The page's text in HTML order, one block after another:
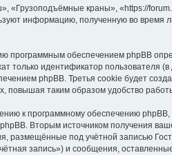
«Грузоподъёмные краны», «https://
информацию, полученную во время
программным обеспечением phpBB
только идентификатор пользователя
phpBB. Третья cookie будет
повышая таким образом удобство
к программному обеспечению phpBB,
Вторым источником получения
размещённые под учётной записью
запись») и сообщения,